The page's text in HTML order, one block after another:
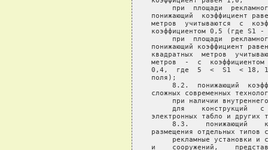
при  площади
понижающий  коэффициент
метров  учитываются  с
коэффициентом 0,5 (где S1 -
при  площади
понижающий коэффициент
квадратных  метров
метров  -  с  коэффициентом
0,4,  где  5  <  S1  < 18, 18
поля);
8.2.  понижающий
сложных современных
при наличии
для    конструкций
электронных табло и других
8.3.    понижающий
размещения отдельных типов
рекламные установки и
и    сооружений,